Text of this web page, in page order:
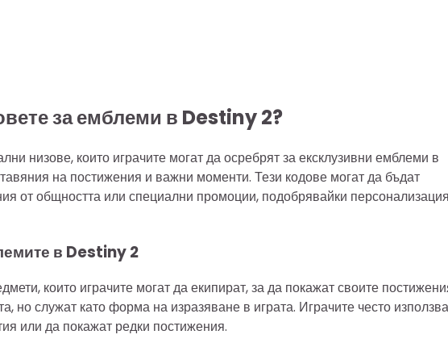
за емблеми в Destiny 2?
низове, които играчите могат да осребрят за ексклузивни емблеми в
на постижения и важни моменти. Тези кодове могат да бъдат
от общността или специални промоции, подобрявайки
в Destiny 2
които играчите могат да екипират, за да покажат своите
но служат като форма на изразяване в играта. Играчите често
или да покажат редки постижения.